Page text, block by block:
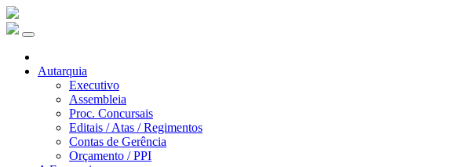
Autarquia
Executivo
Assembleia
Proc. Concursais
Editais / Atas / Regimentos
Contas de Gerência
Orçamento / PPI